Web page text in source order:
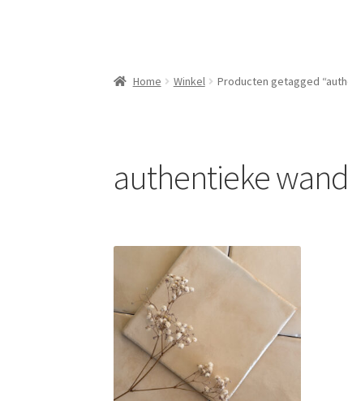
Home Winkel Producten getagged
authentieke